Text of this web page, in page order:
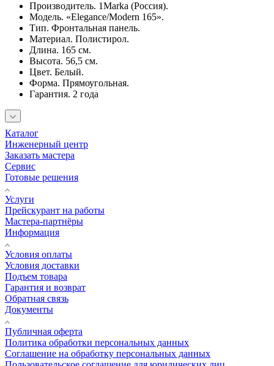
Производитель. 1Marka (Россия).
Модель. «Elegance/Modern 165».
Тип. Фронтальная панель.
Материал. Полистирол.
Длина. 165 см.
Высота. 56,5 см.
Цвет. Белый.
Форма. Прямоугольная.
Гарантия. 2 года
Каталог
Инженерный центр
Заказать мастера
Сервис
Готовые решения
Услуги
Прейскурант на работы
Мастера-партнёры
Информация
Условия оплаты
Условия доставки
Подъем товара
Гарантия и возврат
Обратная связь
Документы
Публичная оферта
Политика обработки персональных данных
Соглашение на обработку персональных данных